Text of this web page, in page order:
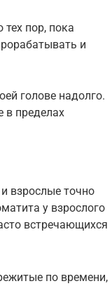
пор, пока
и
голове надолго.
в пределах
взрослые точно
у взрослого
встречающихся
по времени,